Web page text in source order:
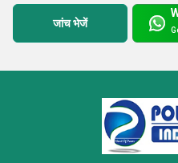
जांच भेजें